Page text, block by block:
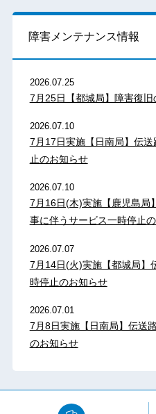
障害メンテナンス情報
2026.07.25
7月25日【都城局】障害復旧
2026.07.10
7月17日実施【日南局】伝
止のお知らせ
2026.07.10
7月16日(木)実施【鹿児島局
事に伴うサービス一時停止
2026.07.07
7月14日(火)実施【都城局】
時停止のお知らせ
2026.07.01
7月8日実施【日南局】伝送
のお知らせ